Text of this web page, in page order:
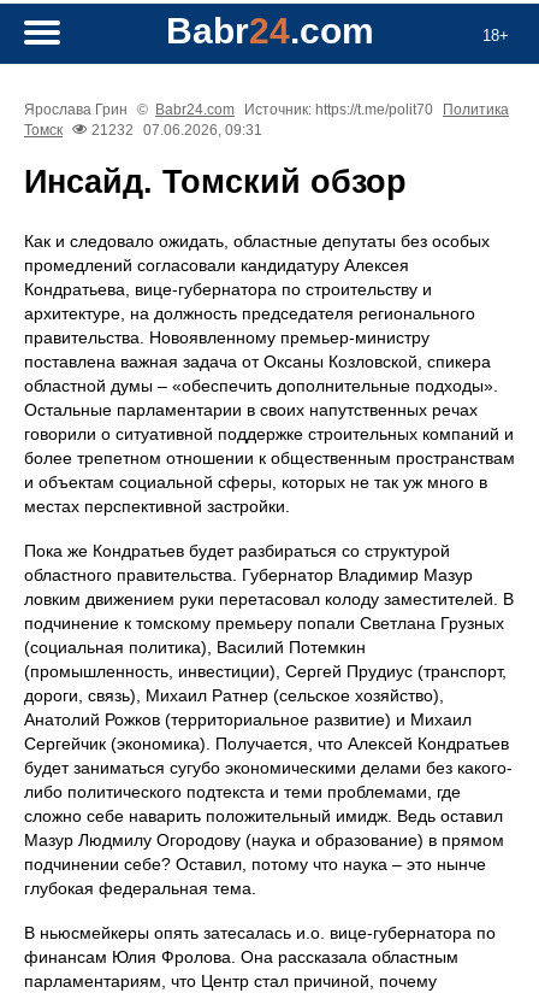
18+
Babr24.com
Ярослава Грин © Babr24.com Источник: https://t.me/polit70
Политика
Томск
21232 07.06.2026, 09:31
Инсайд. Томский обзор
Как и следовало ожидать, областные депутаты без особых
промедлений согласовали кандидатуру Алексея
Кондратьева, вице-губернатора по строительству и
архитектуре, на должность председателя регионального
правительства. Новоявленному премьер-министру
поставлена важная задача от Оксаны Козловской, спикера
областной думы – «обеспечить дополнительные подходы».
Остальные парламентарии в своих напутственных речах
говорили о ситуативной поддержке строительных компаний и
более трепетном отношении к общественным пространствам
и объектам социальной сферы, которых не так уж много в
местах перспективной застройки.
Пока же Кондратьев будет разбираться со структурой
областного правительства. Губернатор Владимир Мазур
ловким движением руки перетасовал колоду заместителей. В
подчинение к томскому премьеру попали Светлана Грузных
(социальная политика), Василий Потемкин
(промышленность, инвестиции), Сергей Прудиус (транспорт,
дороги, связь), Михаил Ратнер (сельское хозяйство),
Анатолий Рожков (территориальное развитие) и Михаил
Сергейчик (экономика). Получается, что Алексей Кондратьев
будет заниматься сугубо экономическими делами без какого-
либо политического подтекста и теми проблемами, где
сложно себе наварить положительный имидж. Ведь оставил
Мазур Людмилу Огородову (наука и образование) в прямом
подчинении себе? Оставил, потому что наука – это нынче
глубокая федеральная тема.
В ньюсмейкеры опять затесалась и.о. вице-губернатора по
финансам Юлия Фролова. Она рассказала областным
парламентариям, что Центр стал причиной, почему